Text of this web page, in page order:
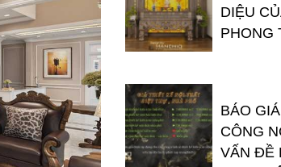
DIỆU
PHONG
BÁO
CÔNG
VẤN ĐỀ